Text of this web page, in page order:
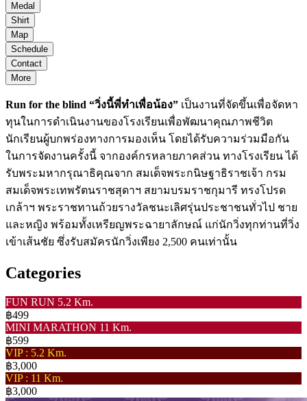
Medal
Shirt
Map
Schedule
Contact
More
Run for the blind “วิ่งนี้พี่ทำเพื่อน้อง” เป็นงานที่จัดขึ้นเพื่อจัดหา
ทุนในการดำเนินงานของโรงเรียนเพื่อพัฒนาคุณภาพชีวิต
นักเรียนผู้บกพร่องทางการมองเห็น โดยได้รับความร่วมมือกัน
ในการจัดงานครั้งนี้ จากองค์กรหลายภาคส่วน ทางโรงเรียน ได้
รับพระมหากรุณาธิคุณจาก สมเด็จพระกนิษฐาธิราชเจ้า กรม
สมเด็จพระเทพรัตนราชสุดาฯ สยามบรมราชกุมารี ทรงโปรด
เกล้าฯ พระราชทานถ้วยรางวัลชนะเลิศรุ่นประชาชนทั่วไป ชาย
และหญิง พร้อมทั้งเหรียญพระฉายาลักษณ์ แก่นักวิ่งทุกท่านที่วิ่ง
เข้าเส้นชัย ซึ่งรับสมัครนักวิ่งเพียง 2,500 คนเท่านั้น
Categories
FUN RUN 5.2 Km.
฿499
MINI MARATHON 11 Km.
฿599
VIP : 5.2 Km.
฿3,000
VIP : 11 Km.
฿3,000